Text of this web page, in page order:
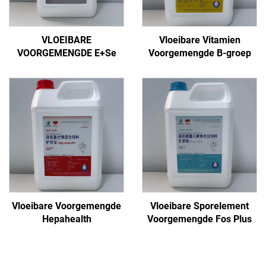
VLOEIBARE
VOORGEMENGDE E+Se
Vloeibare Vitamien
Voorgemengde B-groep
Vloeibare Voorgemengde
Hepahealth
Vloeibare Sporelement
Voorgemengde Fos Plus